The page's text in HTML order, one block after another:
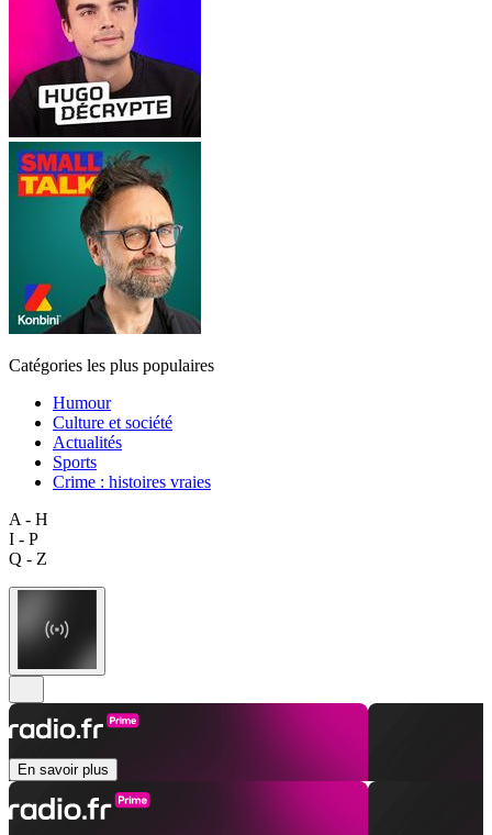
Catégories les plus populaires
Humour
Culture et société
Actualités
Sports
Crime : histoires vraies
A - H
I - P
Q - Z
En savoir plus